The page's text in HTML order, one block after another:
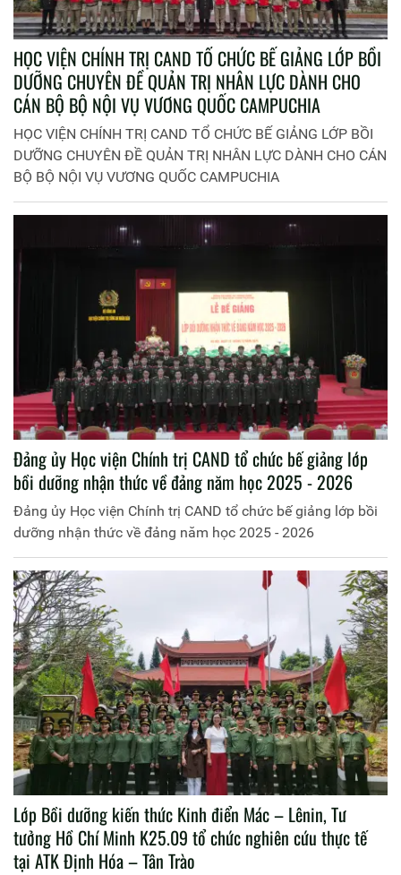
HỌC VIỆN CHÍNH TRỊ CAND TỔ CHỨC BẾ GIẢNG LỚP BỒI
DƯỠNG CHUYÊN ĐỀ QUẢN TRỊ NHÂN LỰC DÀNH CHO
CÁN BỘ BỘ NỘI VỤ VƯƠNG QUỐC CAMPUCHIA
HỌC VIỆN CHÍNH TRỊ CAND TỔ CHỨC BẾ GIẢNG LỚP BỒI
DƯỠNG CHUYÊN ĐỀ QUẢN TRỊ NHÂN LỰC DÀNH CHO CÁN
BỘ BỘ NỘI VỤ VƯƠNG QUỐC CAMPUCHIA
Đảng ủy Học viện Chính trị CAND tổ chức bế giảng lớp
bồi dưỡng nhận thức về đảng năm học 2025 - 2026
Đảng ủy Học viện Chính trị CAND tổ chức bế giảng lớp bồi
dưỡng nhận thức về đảng năm học 2025 - 2026
Lớp Bồi dưỡng kiến thức Kinh điển Mác – Lênin, Tư
tưởng Hồ Chí Minh K25.09 tổ chức nghiên cứu thực tế
tại ATK Định Hóa – Tân Trào